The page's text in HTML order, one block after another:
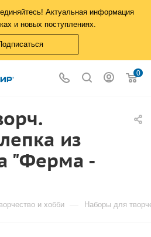
Актуальная информация
и новых поступлениях.
0
из
"Ферма -
и хобби — Наборы для